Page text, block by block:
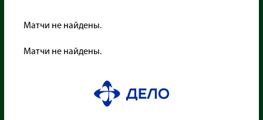
Матчи не найдены.
Матчи не найдены.